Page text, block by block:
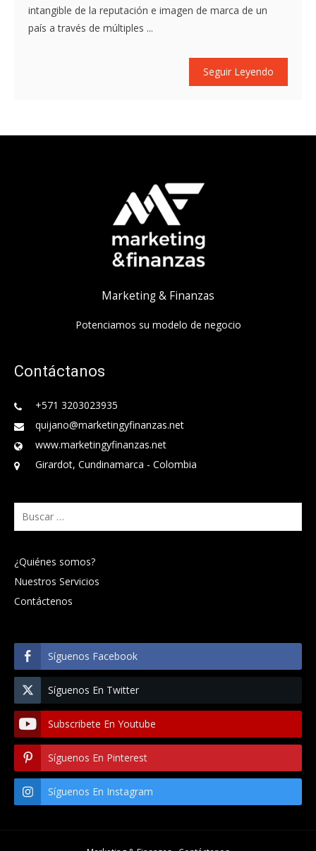
intangible de la reputación e imagen de marca de un
país a través de múltiples ...
Seguir Leyendo
Marketing & Finanzas
Potenciamos su modelo de negocio
Contáctanos
+571 3203023935
quijano@marketingyfinanzas.net
www.marketingyfinanzas.net
Girardot, Cundinamarca - Colombia
Buscar:
¿Quiénes somos?
Nuestros Servicios
Contáctenos
Síguenos Facebook
Síguenos En Twitter
Subscribete En Youtube
Síguenos En Pinterest
Síguenos En Instagram